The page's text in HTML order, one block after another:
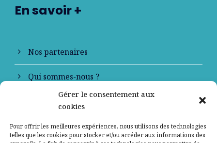
Gérer le consentement aux
cookies
Pour offrir les meilleures expériences, nous utilisons des technologies
telles que les cookies pour stocker et/ou accéder aux informations des
En savoir +
Nos partenaires
Qui sommes-nous ?
Contactez-nous
Mentions légales